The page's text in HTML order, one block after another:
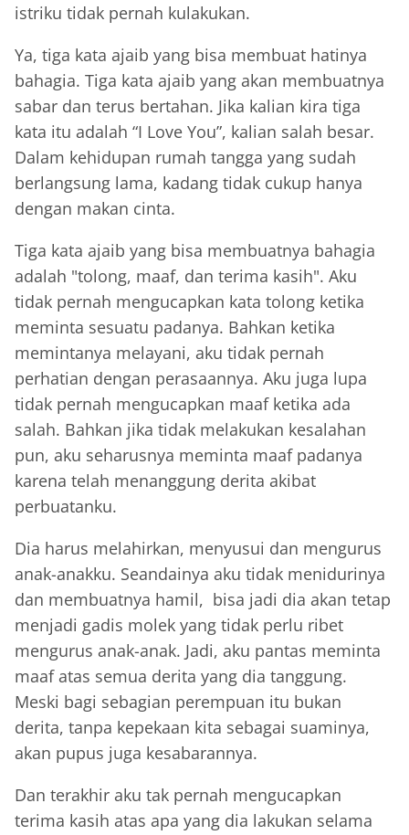
istriku tidak pernah kulakukan.
Ya, tiga kata ajaib yang bisa membuat hatinya
bahagia. Tiga kata ajaib yang akan membuatnya
sabar dan terus bertahan. Jika kalian kira tiga
kata itu adalah “I Love You”, kalian salah besar.
Dalam kehidupan rumah tangga yang sudah
berlangsung lama, kadang tidak cukup hanya
dengan makan cinta.
Tiga kata ajaib yang bisa membuatnya bahagia
adalah "tolong, maaf, dan terima kasih". Aku
tidak pernah mengucapkan kata tolong ketika
meminta sesuatu padanya. Bahkan ketika
memintanya melayani, aku tidak pernah
perhatian dengan perasaannya. Aku juga lupa
tidak pernah mengucapkan maaf ketika ada
salah. Bahkan jika tidak melakukan kesalahan
pun, aku seharusnya meminta maaf padanya
karena telah menanggung derita akibat
perbuatanku.
Dia harus melahirkan, menyusui dan mengurus
anak-anakku. Seandainya aku tidak menidurinya
dan membuatnya hamil, bisa jadi dia akan tetap
menjadi gadis molek yang tidak perlu ribet
mengurus anak-anak. Jadi, aku pantas meminta
maaf atas semua derita yang dia tanggung.
Meski bagi sebagian perempuan itu bukan
derita, tanpa kepekaan kita sebagai suaminya,
akan pupus juga kesabarannya.
Dan terakhir aku tak pernah mengucapkan
terima kasih atas apa yang dia lakukan selama